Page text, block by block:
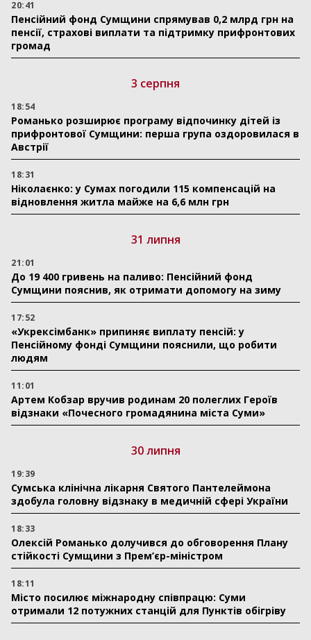
20:41
Пенсійний фонд Сумщини спрямував 0,2 млрд грн на
пенсії, страхові виплати та підтримку прифронтових
громад
3 серпня
18:54
Романько розширює програму відпочинку дітей із
прифронтової Сумщини: перша група оздоровилася в
Австрії
18:31
Ніколаєнко: у Сумах погодили 115 компенсацій на
відновлення житла майже на 6,6 млн грн
31 липня
21:01
До 19 400 гривень на паливо: Пенсійний фонд
Сумщини пояснив, як отримати допомогу на зиму
17:52
«Укрексімбанк» припиняє виплату пенсій: у
Пенсійному фонді Сумщини пояснили, що робити
людям
11:01
Артем Кобзар вручив родинам 20 полеглих Героїв
відзнаки «Почесного громадянина міста Суми»
30 липня
19:39
Сумська клінічна лікарня Святого Пантелеймона
здобула головну відзнаку в медичній сфері України
18:33
Олексій Романько долучився до обговорення Плану
стійкості Сумщини з Прем’єр-міністром
18:11
Місто посилює міжнародну співпрацю: Суми
отримали 12 потужних станцій для Пунктів обігріву